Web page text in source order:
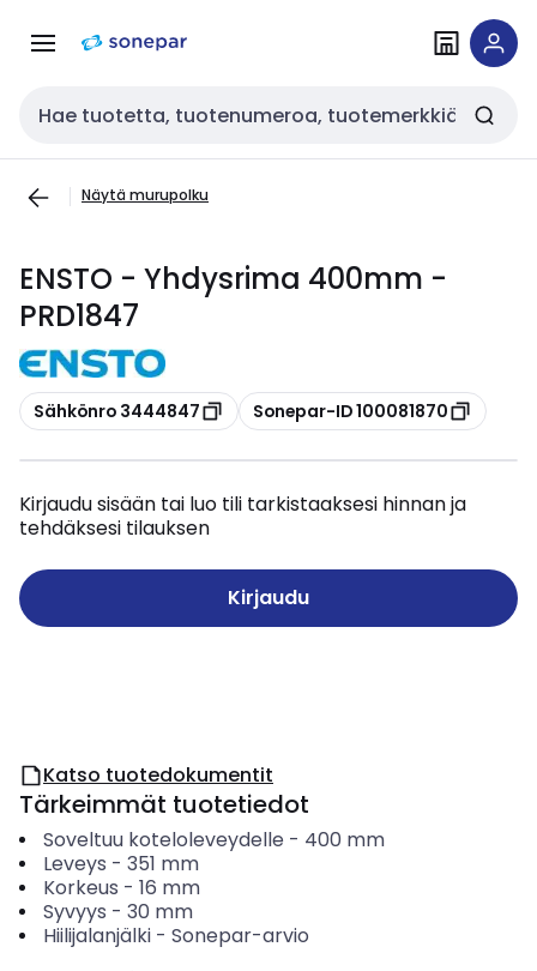
navigointiinsisältöön
Haku
Näytä murupolku
ENSTO - Yhdysrima 400mm -
PRD1847
Kopioi
Sähkönro 3444847 Kopioi
Sonepar-ID 100081870
Kirjaudu sisään tai luo tili tarkistaaksesi hinnan ja
tehdäksesi tilauksen
Kirjaudu
Katso tuotedokumentit
Tärkeimmät tuotetiedot
Soveltuu koteloleveydelle - 400 mm
Leveys - 351 mm
Korkeus - 16 mm
Syvyys - 30 mm
Hiilijalanjälki- Sonepar-arvio